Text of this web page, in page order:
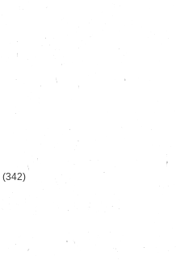
(342)